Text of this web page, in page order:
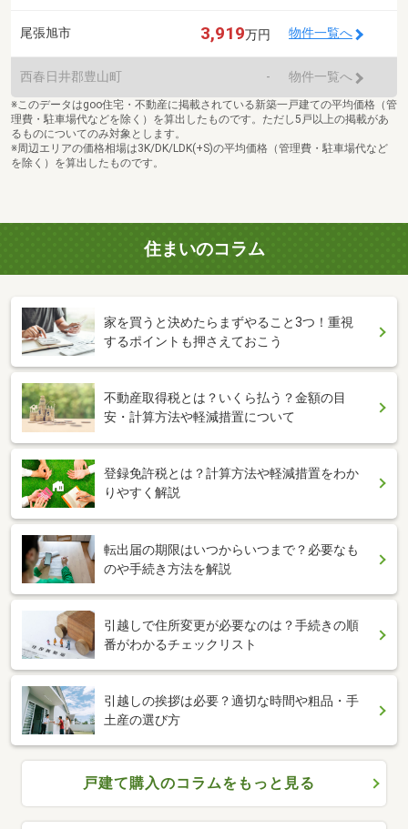
尾張旭市 3,919万円 物件一覧へ
西春日井郡豊山町 - 物件一覧へ
※このデータはgoo住宅・不動産に掲載されている新築一戸建ての平均価格（管
理費・駐車場代などを除く）を算出したものです。ただし5戸以上の掲載があ
るものについてのみ対象とします。
※周辺エリアの価格相場は3K/DK/LDK(+S)の平均価格（管理費・駐車場代など
を除く）を算出したものです。
住まいのコラム
家を買うと決めたらまずやること3つ！重視
するポイントも押さえておこう
不動産取得税とは？いくら払う？金額の目
安・計算方法や軽減措置について
登録免許税とは？計算方法や軽減措置をわか
りやすく解説
転出届の期限はいつからいつまで？必要なも
のや手続き方法を解説
引越しで住所変更が必要なのは？手続きの順
番がわかるチェックリスト
引越しの挨拶は必要？適切な時間や粗品・手
土産の選び方
戸建て購入のコラムをもっと見る